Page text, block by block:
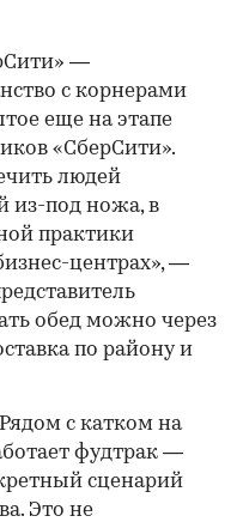
—
с корнерами
еще на этапе
«СберСити».
людей
из-под ножа, в
практики
центрах», —
обед можно через
по району и
с катком на
фудтрак —
сценарий
Это не